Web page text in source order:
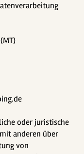
oder juristische
anderen über
von